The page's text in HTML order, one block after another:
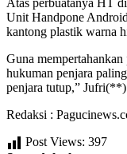
Unit Handpone
kantong plastik warna
Guna
hukuman penjara
penjara tutup,” Jufri(**)
Redaksi :
Post Views: 397